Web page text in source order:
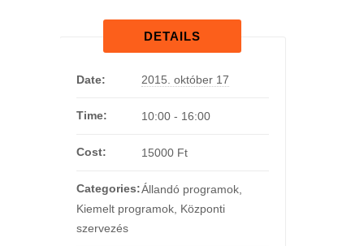
DETAILS
Date: 2015. október 17
Time: 10:00 - 16:00
Cost: 15000 Ft
Categories:Állandó programok,
Kiemelt programok, Központi
szervezés